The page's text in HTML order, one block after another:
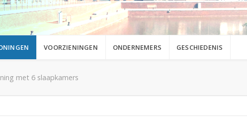
VOORZIENINGEN ONDERNEMERS GESCHIEDENIS
met 6 slaapkamers